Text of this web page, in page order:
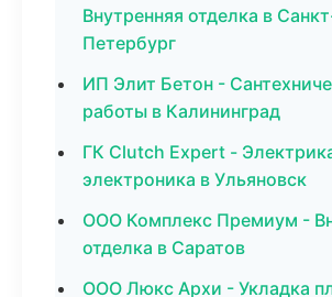
Внутренняя отделка в
Петербург
ИП Элит Бетон -
работы в Калининград
ГК Clutch Expert -
электроника в Ульяновск
ООО Комплекс Премиум -
отделка в Саратов
ООО Люкс Архи - Укладка